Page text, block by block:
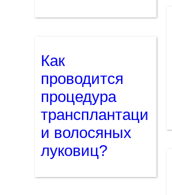
Как
проводится
процедура
трансплантаци
и волосяных
луковиц?